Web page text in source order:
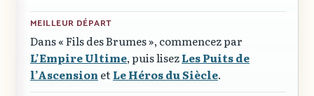
MEILLEUR DÉPART
Dans« Fils des Brumes », commencez par
L’Empire Ultime, puis lisezLes Puits de
l’Ascension etLe Héros du Siècle.